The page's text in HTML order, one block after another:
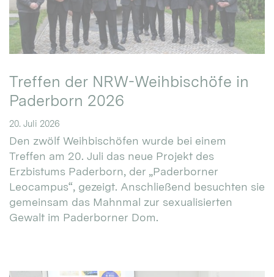
Treffen der NRW-Weihbischöfe in
Paderborn 2026
20. Juli 2026
Den zwölf Weihbischöfen wurde bei einem
Treffen am 20. Juli das neue Projekt des
Erzbistums Paderborn, der „Paderborner
Leocampus“, gezeigt. Anschließend besuchten sie
gemeinsam das Mahnmal zur sexualisierten
Gewalt im Paderborner Dom.